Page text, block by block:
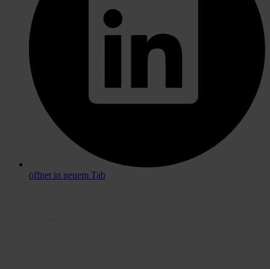
öffnet in neuem Tab